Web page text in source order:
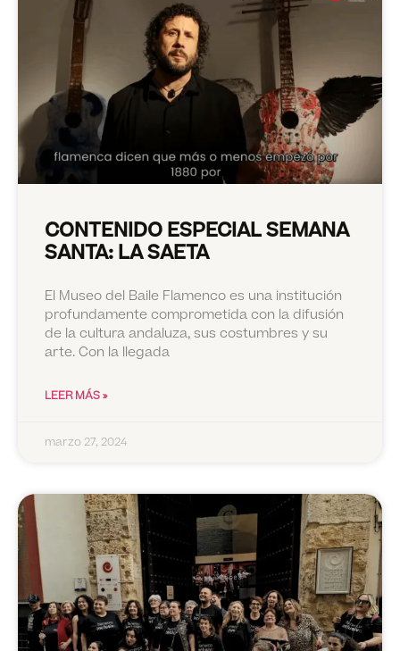
CONTENIDO ESPECIAL SEMANA
SANTA: LA SAETA
El Museo del Baile Flamenco es una institución
profundamente comprometida con la difusión
de la cultura andaluza, sus costumbres y su
arte. Con la llegada
LEER MÁS »
marzo 27, 2024